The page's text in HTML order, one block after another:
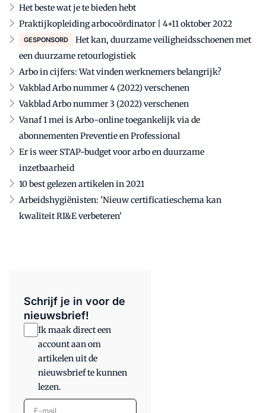
Het beste wat je te bieden hebt
Praktijkopleiding arbocoördinator | 4+11 oktober 2022
GESPONSORD
Het kan, duurzame veiligheidsschoenen met
een duurzame retourlogistiek
Arbo in cijfers: Wat vinden werknemers belangrijk?
Vakblad Arbo nummer 4 (2022) verschenen
Vakblad Arbo nummer 3 (2022) verschenen
Vanaf 1 mei is Arbo-online toegankelijk via de
abonnementen Preventie en Professional
Er is weer STAP-budget voor arbo en duurzame
inzetbaarheid
10 best gelezen artikelen in 2021
Arbeidshygiënisten: 'Nieuw certificatieschema kan
kwaliteit RI&E verbeteren'
Schrijf je in voor de
nieuwsbrief!
Ik maak direct een
account aan om
artikelen uit de
nieuwsbrief te kunnen
lezen.
E-mail